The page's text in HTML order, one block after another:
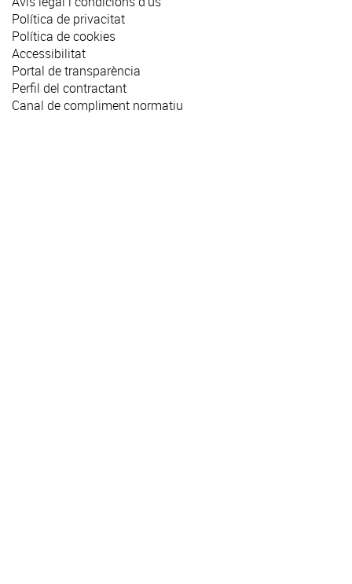
Política de privacitat
Política de cookies
Accessibilitat
Portal de transparència
Perfil del contractant
Canal de compliment normatiu